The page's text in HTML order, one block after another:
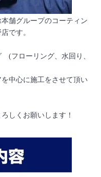
舗グループのコーティン
です。
(フローリング、水回り、
中心に施工をさせて頂い
しくお願いします！